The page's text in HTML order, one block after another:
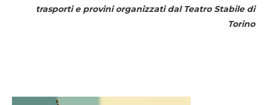
trasporti e provini organizzati dal Teatro Stabile di
Torino